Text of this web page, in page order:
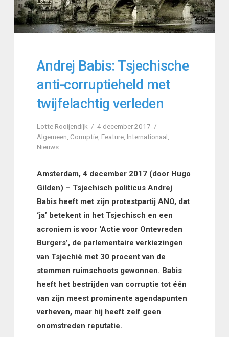
Andrej Babis: Tsjechische
anti-corruptieheld met
twijfelachtig verleden
Lotte Rooijendijk
4 december 2017
Algemeen Corruptie, Feature, Internationaal
Nieuws
Amsterdam, 4 december 2017 (door Hugo
Gilden) – Tsjechisch politicus Andrej
Babis heeft met zijn protestpartij ANO, dat
‘ja’ betekent in het Tsjechisch en een
acroniem is voor ‘Actie voor Ontevreden
Burgers’, de parlementaire verkiezingen
van Tsjechië met 30 procent van de
stemmen ruimschoots gewonnen. Babis
heeft het bestrijden van corruptie tot één
van zijn meest prominente agendapunten
verheven, maar hij heeft zelf geen
onomstreden reputatie.